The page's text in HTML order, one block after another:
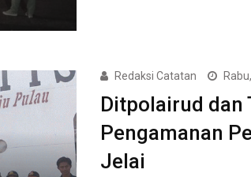
Redaksi Catatan
Ditpolairud dan
Pengamanan
Jelai